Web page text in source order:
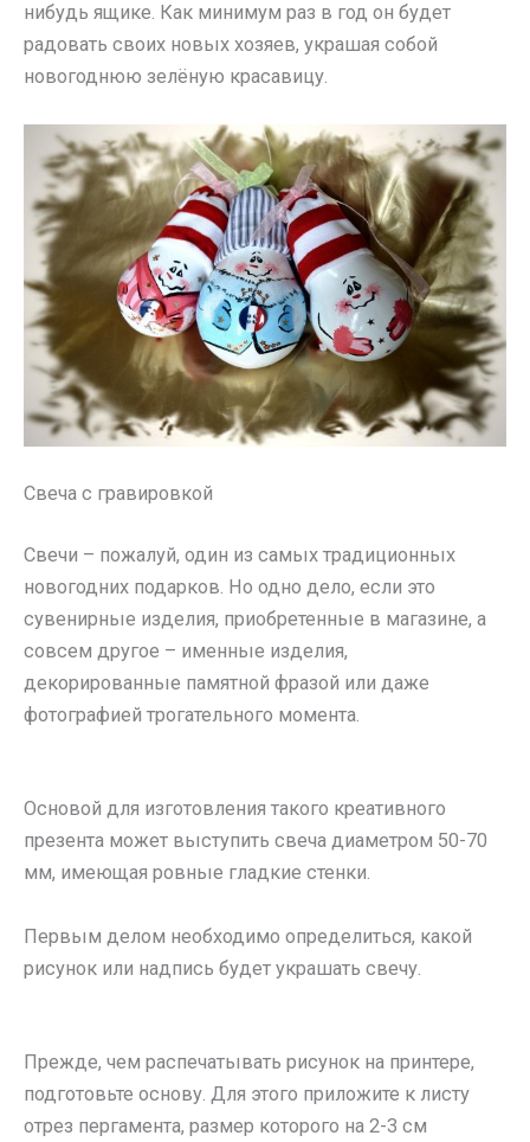
нибудь ящике. Как минимум раз в год он будет
радовать своих новых хозяев, украшая собой
новогоднюю зелёную красавицу.
Свеча с гравировкой
Свечи – пожалуй, один из самых традиционных
новогодних подарков. Но одно дело, если это
сувенирные изделия, приобретенные в магазине, а
совсем другое – именные изделия,
декорированные памятной фразой или даже
фотографией трогательного момента.
Основой для изготовления такого креативного
презента может выступить свеча диаметром 50-70
мм, имеющая ровные гладкие стенки.
Первым делом необходимо определиться, какой
рисунок или надпись будет украшать свечу.
Прежде, чем распечатывать рисунок на принтере,
подготовьте основу. Для этого приложите к листу
отрез пергамента, размер которого на 2-3 см